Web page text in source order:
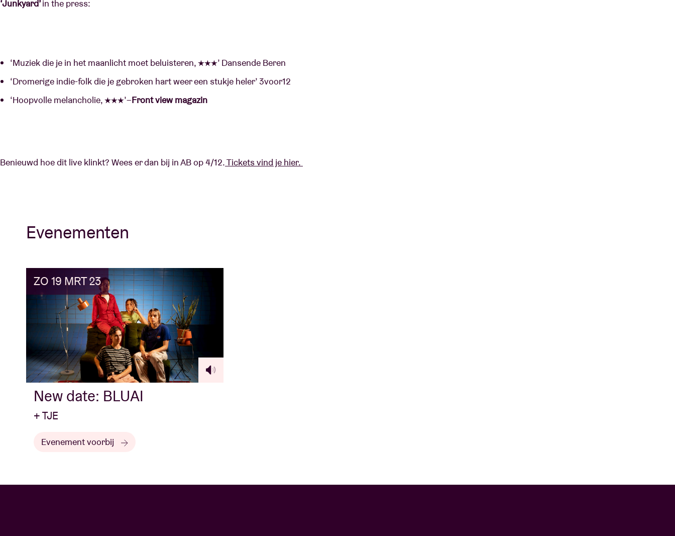
‘Junkyard’in the press:
‘Muziek die je in het maanlicht moet beluisteren, ★★★’ Dansende Beren
‘Dromerige indie-folk die je gebroken hart weer een stukje heler’ 3voor12
‘Hoopvolle melancholie, ★★★’–Front view magazin
Benieuwd hoe dit live klinkt? Wees er dan bij in AB op 4/12.Tickets vind je hier.
Evenementen
ZO 19 MRT 23
New date: BLUAI
+ TJE
Evenement voorbij